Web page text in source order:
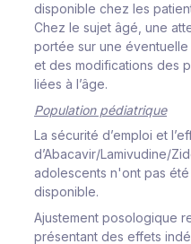
disponible chez les
Chez le sujet âgé, une
portée sur une
et des modifications des
liées à l’âge.
Population pédiatrique
La sécurité d’emploi et
d’Abacavir/Lamivudine/
adolescents n'ont pas
disponible.
Ajustement posologique
présentant des effets